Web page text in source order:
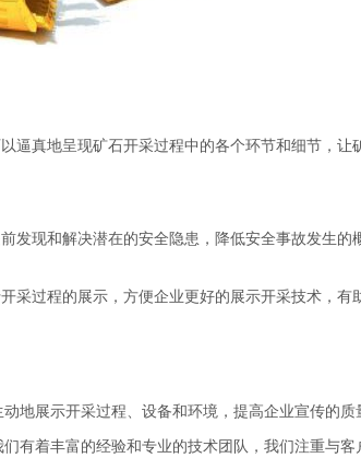
逼真地呈现矿石开采过程中的各个环节和细节，让
发现和解决潜在的安全隐患，降低安全事故发生的
采过程的展示 ， 方便企业更好的展示开采技术，有
地展示开采过程、设备和环境，提高企业宣传的质
们有着丰富的经验和专业的技术团队 ， 我们注重与客